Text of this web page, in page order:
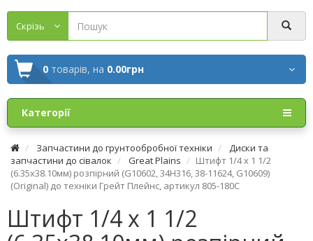
Cкрізь
0 товарів, на 0.00грн
Категорії
Запчастини до грунтообробної техніки
Диски та
запчастини до сівалок
Great Plains
Штифт 1/4 х 1 1/2
(6.35х38.10мм) розпірний (G10602, 34H316, 38-11624, G10609)
(Original) до техніки Грейт Плейнс, артикул 805-180C
Штифт 1/4 х 1 1/2